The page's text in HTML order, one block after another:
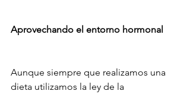
Aprovechando el entorno hormonal
Aunque siempre que realizamos una
dieta utilizamos la ley de la